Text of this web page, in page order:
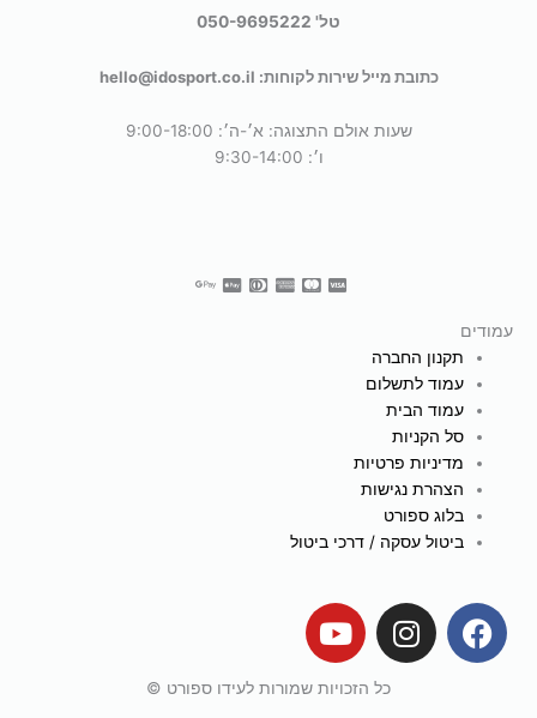
טל' 050-9695222
כתובת מייל שירות לקוחות: hello@idosport.co.il
שעות אולם התצוגה: א׳-ה׳: 9:00-18:00
ו׳: 9:30-14:00
עמודים
תקנון החברה
עמוד לתשלום
עמוד הבית
סל הקניות
מדיניות פרטיות
הצהרת נגישות
בלוג ספורט
ביטול עסקה / דרכי ביטול
F
a
I
n
Y
o
u
t
כל הזכויות שמורות לעידו ספורט ©